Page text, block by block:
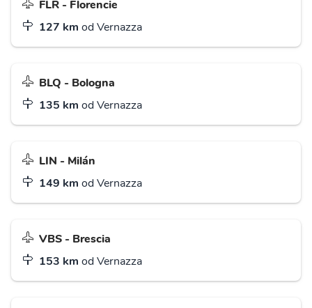
FLR - Florencie
127 km od Vernazza
BLQ - Bologna
135 km od Vernazza
LIN - Milán
149 km od Vernazza
VBS - Brescia
153 km od Vernazza